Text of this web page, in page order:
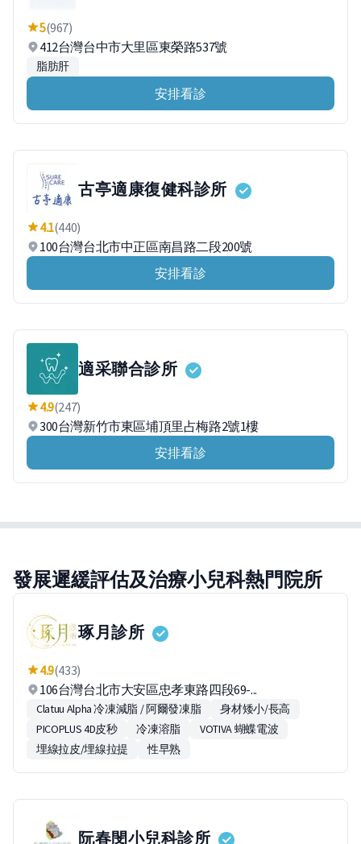
5(967)
412台灣台中市大里區東榮路537號
脂肪肝
安排看診
古亭適康復健科診所
4.1(440)
100台灣台北市中正區南昌路二段200號
安排看診
適采聯合診所
4.9(247)
300台灣新竹市東區埔頂里占梅路2號1樓
安排看診
發展遲緩評估及治療小兒科熱門院所
琢月診所
4.9(433)
106台灣台北市大安區忠孝東路四段69-...
Clatuu Alpha 冷凍減脂 / 阿爾發凍脂
身材矮小/長高
PICOPLUS 4D皮秒
冷凍溶脂
VOTIVA 蝴蝶電波
埋線拉皮/埋線拉提
性早熟
阮春閔小兒科診所